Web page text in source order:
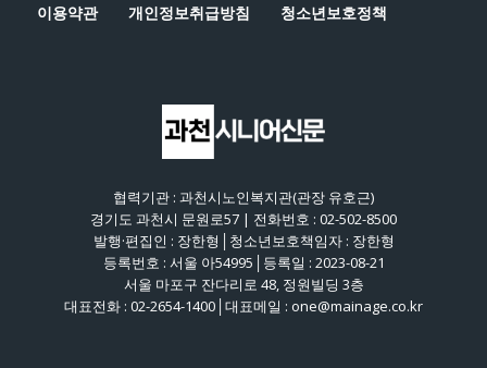
이용약관 개인정보취급방침 청소년보호정책
협력기관 : 과천시노인복지관(관장 유호근)
경기도 과천시 문원로57 | 전화번호 : 02-502-8500
발행·편집인 : 장한형│청소년보호책임자 : 장한형
등록번호 : 서울 아54995│등록일 : 2023-08-21
서울 마포구 잔다리로 48, 정원빌딩 3층
대표전화 : 02-2654-1400│대표메일 : one@mainage.co.kr